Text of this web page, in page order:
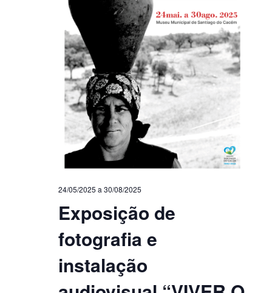
Exposição de
fotografia e
instalação
24/05/2025 a 30/08/2025